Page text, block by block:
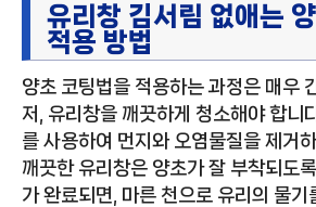
유리창 김서림 없애는
적용 방법
양초 코팅법을 적용하는 과정은 매우
저, 유리창을 깨끗하게 청소해야 합니
를 사용하여 먼지와 오염물질을 제거
깨끗한 유리창은 양초가 잘 부착되도
가 완료되면, 마른 천으로 유리의 물기